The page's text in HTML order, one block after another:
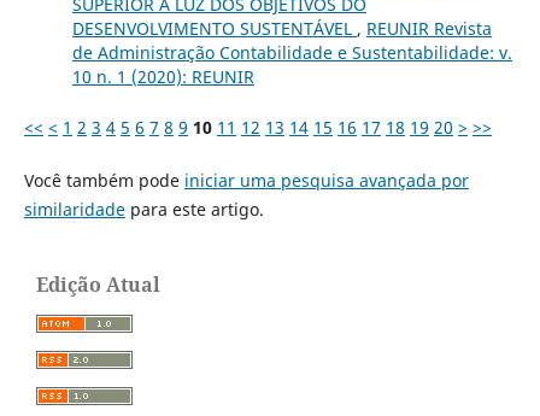
DESENVOLVIMENTO SUSTENTÁVEL , REUNIR Revista
de Administração Contabilidade e Sustentabilidade: v.
10 n. 1 (2020): REUNIR
<< < 1 2 3 4 5 6 7 8 9 10 11 12 13 14 15 16 17 18 19 20 > >>
Você também pode iniciar uma pesquisa avançada por
similaridadepara este artigo.
Edição Atual